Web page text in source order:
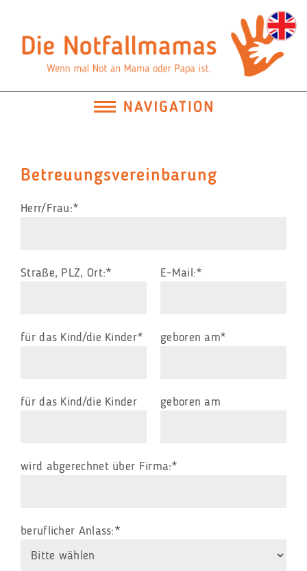
Betreuungsvereinbarung
Pflichtfeld
Herr/Frau:*
Pflichtfeld
Straße, PLZ, Ort:* Pflichtfeld
E-Mail:*
Pflichtfeld
für das Kind/die Kinder* Pflichtfeld
geboren am*
für das Kind/die Kinder geboren am
Pflichtfeld
wird abgerechnet über Firma:*
Pflichtfeld
beruflicher Anlass:*